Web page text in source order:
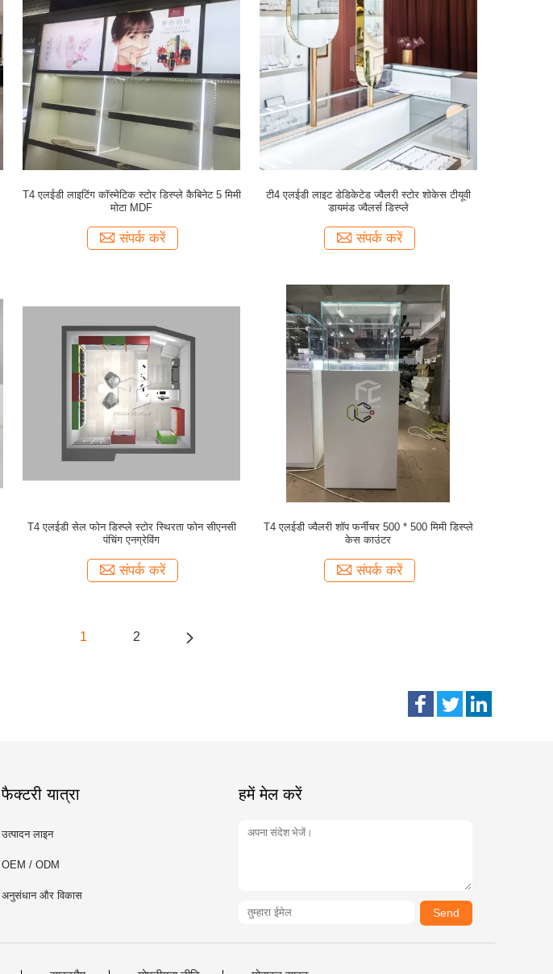
T4 एलईडी लाइटिंग कॉस्मेटिक स्टोर डिस्प्ले कैबिनेट 5 मिमी
मोटा MDF
संपर्क करें
टी4 एलईडी लाइट डेडिकेटेड ज्वैलरी स्टोर शोकेस टीयूवी
डायमंड ज्वैलर्स डिस्प्ले
संपर्क करें
T4 एलईडी सेल फोन डिस्प्ले स्टोर स्थिरता फोन सीएनसी
पंचिंग एनग्रेविंग
संपर्क करें
T4 एलईडी ज्वैलरी शॉप फर्नीचर 500 * 500 मिमी डिस्प्ले
केस काउंटर
संपर्क करें
1 2
फैक्टरी यात्रा
उत्पादन लाइन
OEM / ODM
अनुसंधान और विकास
हमें मेल करें
Send